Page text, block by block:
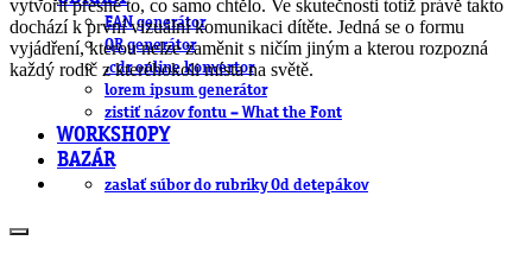
EAN generátor
QR generátor
.cdr online konvertor
lorem ipsum generátor
zistiť názov fontu – What the Font
WORKSHOPY
BAZÁR
zaslať súbor do rubriky Od detepákov
vytvořit přesně to, co samo chtělo. Ve skutečnosti totiž právě takto
dochází k první vizuální komunikaci dítěte. Jedná se o formu
vyjádření, kterou nelze zaměnit s ničím jiným a kterou rozpozná
každý rodič z kteréhokoli místa na světě.